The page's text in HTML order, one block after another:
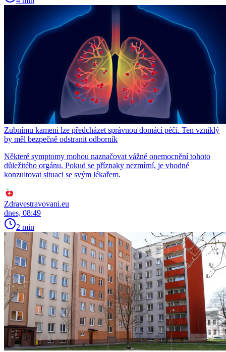
Zubnímu kameni lze předcházet správnou domácí péčí. Ten vzniklý
by měl bezpečně odstranit odborník
Některé symptomy mohou naznačovat vážné onemocnění tohoto
důležitého orgánu. Pokud se příznaky nezmírní, je vhodné
konzultovat situaci se svým lékařem.
Zdravestravovani.eu
dnes, 08:49
2 min